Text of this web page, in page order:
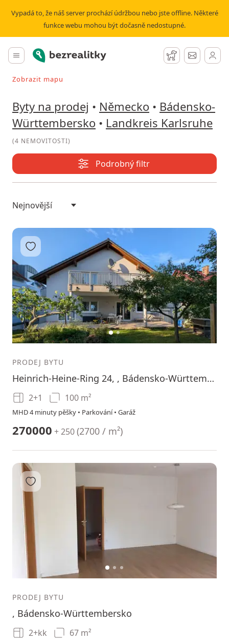
Vypadá to, že náš server prochází údržbou nebo jste offline. Některé
funkce webu mohou být dočasně nedostupné.
Hlavní menu
Bezrealitky Hlídací pes
Zprávy
Vyhledávat při pohybu v mapě
Zobrazit mapu
Byty na prodej • Německo • Bádensko-
Württembersko • Landkreis Karlsruhe
(4 NEMOVITOSTI)
Podrobný filtr
12
Přidat do oblíbených
PRODEJ BYTU
Heinrich-Heine-Ring 24, , Bádensko-Württembersko
2+1 100 m²
MHD 4 minuty pěšky • Parkování • Garáž
270000 + 250(2700 / m²)
12 3
Přidat do oblíbených
PRODEJ BYTU
, Bádensko-Württembersko
2+kk 67 m²